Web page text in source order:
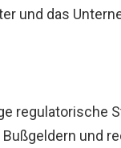
und das
regulatorische
und